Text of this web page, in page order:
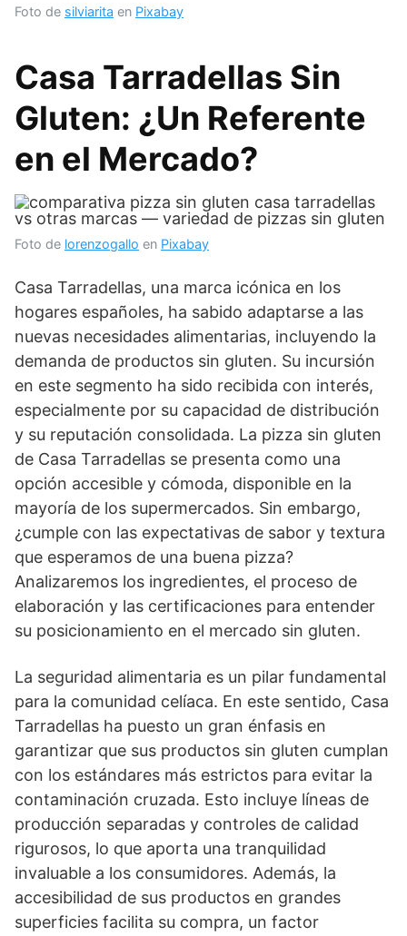
Foto de silviarita en Pixabay
Casa Tarradellas Sin
Gluten: ¿Un Referente
en el Mercado?
Foto de lorenzogallo en Pixabay
Casa Tarradellas, una marca icónica en los
hogares españoles, ha sabido adaptarse a las
nuevas necesidades alimentarias, incluyendo la
demanda de productos sin gluten. Su incursión
en este segmento ha sido recibida con interés,
especialmente por su capacidad de distribución
y su reputación consolidada. La pizza sin gluten
de Casa Tarradellas se presenta como una
opción accesible y cómoda, disponible en la
mayoría de los supermercados. Sin embargo,
¿cumple con las expectativas de sabor y textura
que esperamos de una buena pizza?
Analizaremos los ingredientes, el proceso de
elaboración y las certificaciones para entender
su posicionamiento en el mercado sin gluten.
La seguridad alimentaria es un pilar fundamental
para la comunidad celíaca. En este sentido, Casa
Tarradellas ha puesto un gran énfasis en
garantizar que sus productos sin gluten cumplan
con los estándares más estrictos para evitar la
contaminación cruzada. Esto incluye líneas de
producción separadas y controles de calidad
rigurosos, lo que aporta una tranquilidad
invaluable a los consumidores. Además, la
accesibilidad de sus productos en grandes
superficies facilita su compra, un factor